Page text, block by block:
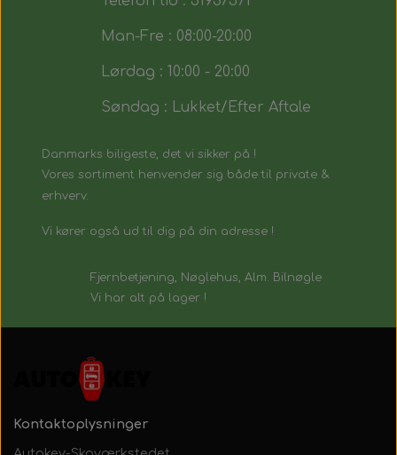
Man-Fre : 08:00-20:00
Lørdag : 10:00 - 20:00
Søndag : Lukket/Efter Aftale
Danmarks biligeste, det vi sikker på !
Vores sortiment henvender sig både til private &
erhverv.
Vi kører også ud til dig på din adresse !
Fjernbetjening, Nøglehus, Alm. Bilnøgle
Vi har alt på lager !
Kontaktoplysninger